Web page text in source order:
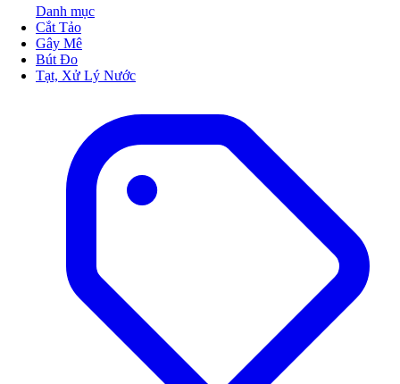
Danh mục
Cắt Tảo
Gây Mê
Bút Đo
Tạt, Xử Lý Nước